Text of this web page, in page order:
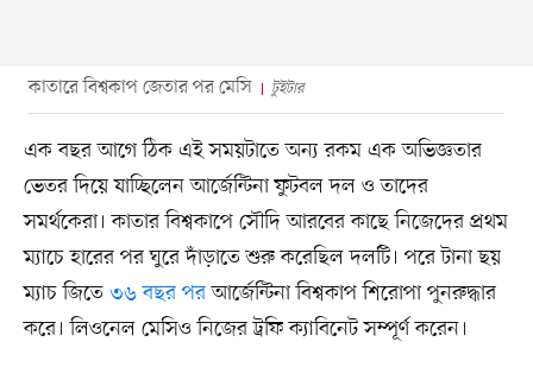
কাতারে বিশ্বকাপ জেতার পর মেসি টুইটার
এক বছর আগে ঠিক এই সময়টাতে অন্য রকম এক অভিজ্ঞতার
ভেতর দিয়ে যাচ্ছিলেন আর্জেন্টিনা ফুটবল দল ও তাদের
সমর্থকেরা। কাতার বিশ্বকাপে সৌদি আরবের কাছে নিজেদের প্রথম
ম্যাচে হারের পর ঘুরে দাঁড়াতে শুরু করেছিল দলটি। পরে টানা ছয়
ম্যাচ জিতে ৩৬ বছর পরআর্জেন্টিনা বিশ্বকাপ শিরোপা পুনরুদ্ধার
করে। লিওনেল মেসিও নিজের ট্রফি ক্যাবিনেট সম্পূর্ণ করেন।